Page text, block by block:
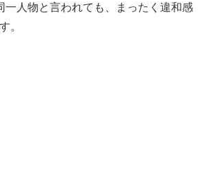
一人物と言われても、まったく違和感
。